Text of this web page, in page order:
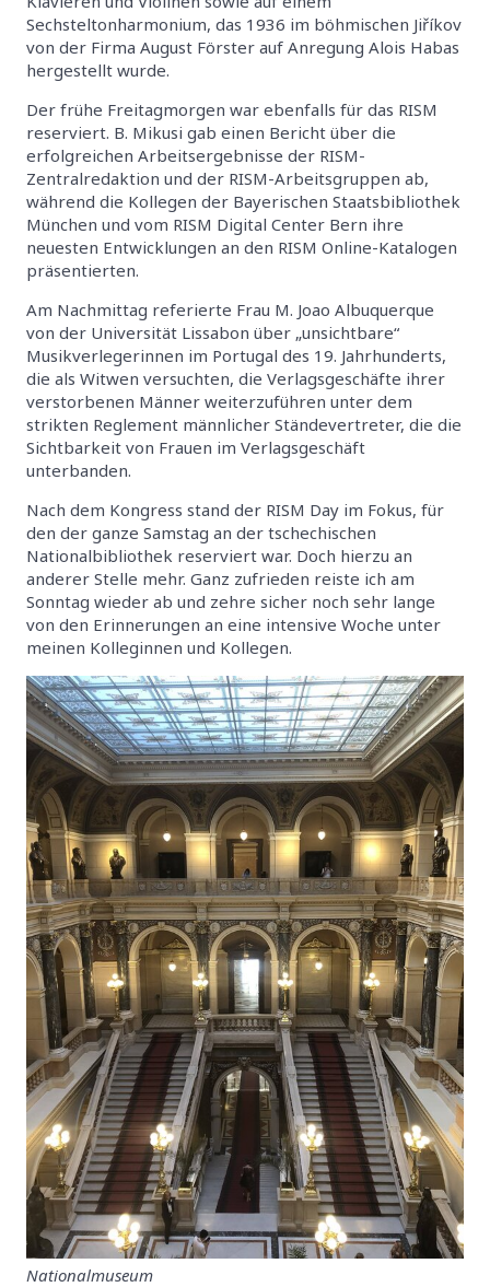
Sechsteltonharmonium, das 1936 im böhmischen Jiříkov
von der Firma August Förster auf Anregung Alois Habas
hergestellt wurde.
Der frühe Freitagmorgen war ebenfalls für das RISM
reserviert. B. Mikusi gab einen Bericht über die
erfolgreichen Arbeitsergebnisse der RISM-
Zentralredaktion und der RISM-Arbeitsgruppen ab,
während die Kollegen der Bayerischen Staatsbibliothek
München und vom RISM Digital Center Bern ihre
neuesten Entwicklungen an den RISM Online-Katalogen
präsentierten.
Am Nachmittag referierte Frau M. Joao Albuquerque
von der Universität Lissabon über „unsichtbare“
Musikverlegerinnen im Portugal des 19. Jahrhunderts,
die als Witwen versuchten, die Verlagsgeschäfte ihrer
verstorbenen Männer weiterzuführen unter dem
strikten Reglement männlicher Ständevertreter, die die
Sichtbarkeit von Frauen im Verlagsgeschäft
unterbanden.
Nach dem Kongress stand der RISM Day im Fokus, für
den der ganze Samstag an der tschechischen
Nationalbibliothek reserviert war. Doch hierzu an
anderer Stelle mehr. Ganz zufrieden reiste ich am
Sonntag wieder ab und zehre sicher noch sehr lange
von den Erinnerungen an eine intensive Woche unter
meinen Kolleginnen und Kollegen.
Nationalmuseum